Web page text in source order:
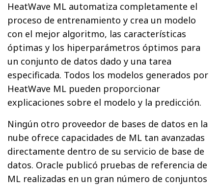
HeatWave ML automatiza completamente el
proceso de entrenamiento y crea un modelo
con el mejor algoritmo, las características
óptimas y los hiperparámetros óptimos para
un conjunto de datos dado y una tarea
especificada. Todos los modelos generados por
HeatWave ML pueden proporcionar
explicaciones sobre el modelo y la predicción.
Ningún otro proveedor de bases de datos en la
nube ofrece capacidades de ML tan avanzadas
directamente dentro de su servicio de base de
datos. Oracle publicó pruebas de referencia de
ML realizadas en un gran número de conjuntos